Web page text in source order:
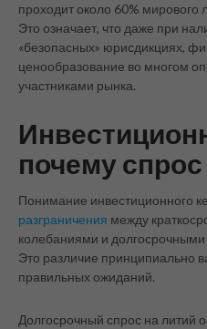
проходит около 60% мирового
Это означает, что даже при
«безопасных» юрисдикциях,
ценообразование во многом
участниками рынка.
почему
Понимание инвестиционного
разграничения между
колебаниями и
Это различие принципиально
правильных ожиданий.
Долгосрочный спрос на литий